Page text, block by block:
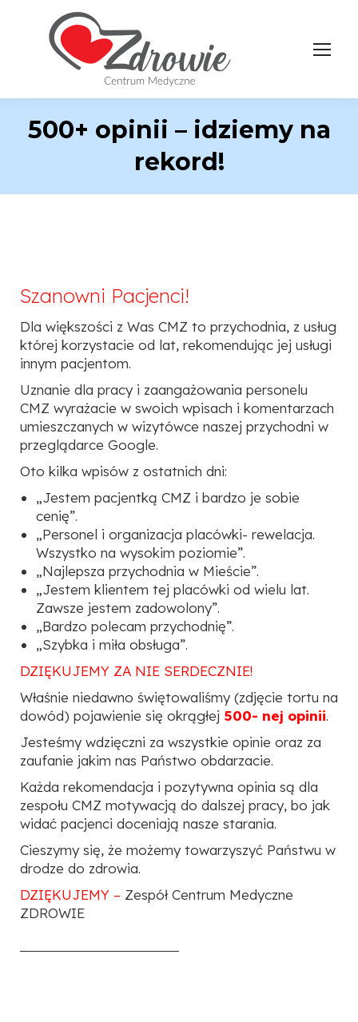
500+ opinii – idziemy na
rekord!
Szanowni Pacjenci!
Dla większości z Was CMZ to przychodnia, z usług
której korzystacie od lat, rekomendując jej usługi
innym pacjentom.
Uznanie dla pracy i zaangażowania personelu
CMZ wyrażacie w swoich wpisach i komentarzach
umieszczanych w wizytówce naszej przychodni w
przeglądarce Google.
Oto kilka wpisów z ostatnich dni:
„Jestem pacjentką CMZ i bardzo je sobie
cenię”.
„Personel i organizacja placówki- rewelacja.
Wszystko na wysokim poziomie”.
„Najlepsza przychodnia w Mieście”.
„Jestem klientem tej placówki od wielu lat.
Zawsze jestem zadowolony”.
„Bardzo polecam przychodnię”.
„Szybka i miła obsługa”.
DZIĘKUJEMY ZA NIE SERDECZNIE!
Właśnie niedawno świętowaliśmy (zdjęcie tortu na
dowód) pojawienie się okrągłej 500- nej opinii.
Jesteśmy wdzięczni za wszystkie opinie oraz za
zaufanie jakim nas Państwo obdarzacie.
Każda rekomendacja i pozytywna opinia są dla
zespołu CMZ motywacją do dalszej pracy, bo jak
widać pacjenci doceniają nasze starania.
Cieszymy się, że możemy towarzyszyć Państwu w
drodze do zdrowia.
DZIĘKUJEMY – Zespół Centrum Medyczne
ZDROWIE